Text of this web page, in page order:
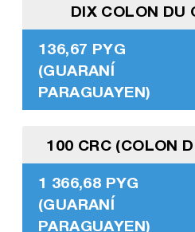
DIX COLON DU
136,67 PYG
(GUARANÍ
PARAGUAYEN)
100 CRC (COLON
1 366,68 PYG
(GUARANÍ
PARAGUAYEN)